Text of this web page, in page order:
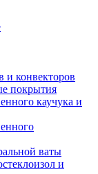
и конвекторов
покрытия
каучука и
ваты
и